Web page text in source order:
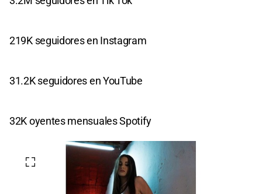
219K seguidores en Instagram
31.2K seguidores en YouTube
32K oyentes mensuales Spotify